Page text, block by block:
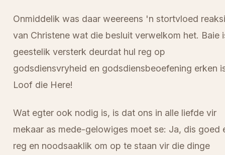
Onmiddelik was daar weereens 'n stortvloed
van Christene wat die besluit verwelkom het. Baie
geestelik versterk deurdat hul reg op
godsdiensvryheid en godsdiensbeoefening erken
Loof die Here!
Wat egter ook nodig is, is dat ons in alle liefde vir
mekaar as mede-gelowiges moet se: Ja, dis goed
reg en noodsaaklik om op te staan vir die dinge